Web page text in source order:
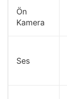
Ön
Kamera
Ses